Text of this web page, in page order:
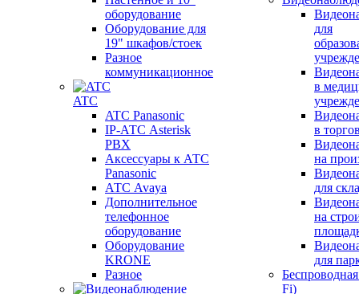
оборудование
Оборудование для
19" шкафов/стоек
Разное
коммуникационное
ATC
ATC Panasonic
IP-АТС Asterisk
PBX
Аксессуары к АТС
Panasonic
АТС Avaya
Дополнительное
телефонное
оборудование
Оборудование
KRONE
Разное
для
в
в
на
для
на
для
Fi)